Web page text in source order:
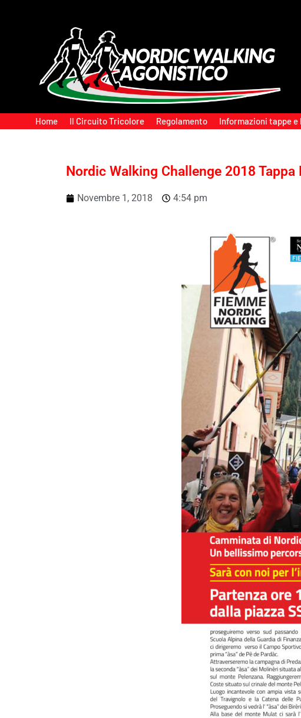
Home Il Circuito Tricolore Regolamento Informazioni tappe e
Nordic Walking Challenge 2018 Tappa
Novembre 1, 2018 4:54 pm